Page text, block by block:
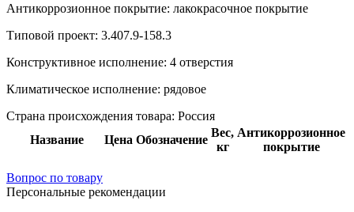
Антикоррозионное покрытие: лакокрасочное покрытие
Типовой проект: 3.407.9-158.3
Конструктивное исполнение: 4 отверстия
Климатическое исполнение: рядовое
Страна происхождения товара: Россия
Название
Цена Обозначение
Вес,
кг
Антикоррозионное
покрытие
Вопрос по товару
Персональные рекомендации